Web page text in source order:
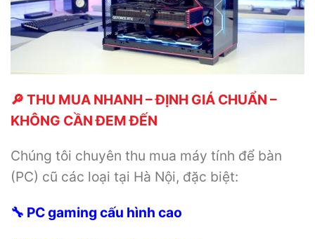
🔎 THU MUA NHANH – ĐỊNH GIÁ CHUẨN –
KHÔNG CẦN ĐEM ĐẾN
Chúng tôi chuyên thu mua máy tính để bàn
(PC) cũ các loại tại Hà Nội, đặc biệt:
🔧 PC gaming cấu hình cao